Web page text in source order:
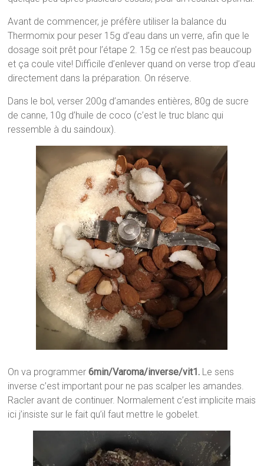
Avant de commencer, je préfère utiliser la balance du
Thermomix pour peser 15g d’eau dans un verre, afin que le
dosage soit prêt pour l’étape 2. 15g ce n’est pas beaucoup
et ça coule vite! Difficile d’enlever quand on verse trop d’eau
directement dans la préparation. On réserve.
Dans le bol, verser 200g d’amandes entières, 80g de sucre
de canne, 10g d’huile de coco (c’est le truc blanc qui
ressemble à du saindoux).
On va programmer6min/Varoma/inverse/vit1. Le sens
inverse c’est important pour ne pas scalper les amandes.
Racler avant de continuer. Normalement c’est implicite mais
ici j’insiste sur le fait qu’il faut mettre le gobelet.